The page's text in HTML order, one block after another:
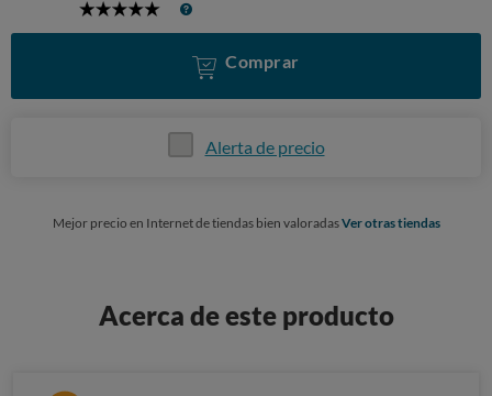
5
Comprar
Alerta de precio
Mejor precio en Internet de tiendas bien valoradasVer otras tiendas
Acerca de este producto